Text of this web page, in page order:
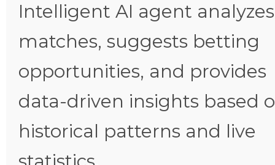
Intelligent AI agent analyzes
matches, suggests betting
opportunities, and provides
data-driven insights based
historical patterns and live